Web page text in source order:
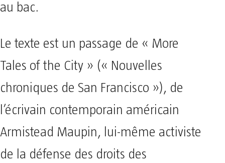
au bac.
Le texte est un passage de « More
Tales of the City » (« Nouvelles
chroniques de San Francisco »), de
l’écrivain contemporain américain
Armistead Maupin, lui-même activiste
de la défense des droits des